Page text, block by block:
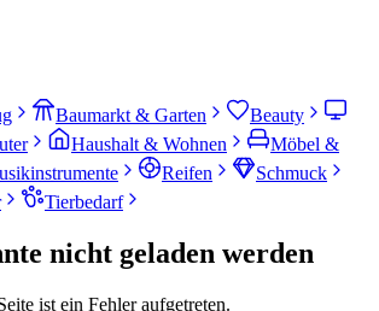
Baumarkt & Garten
Beauty
Haushalt & Wohnen
Möbel &
Reifen
Schmuck
Tierbedarf
nicht geladen werden
ist ein Fehler aufgetreten.